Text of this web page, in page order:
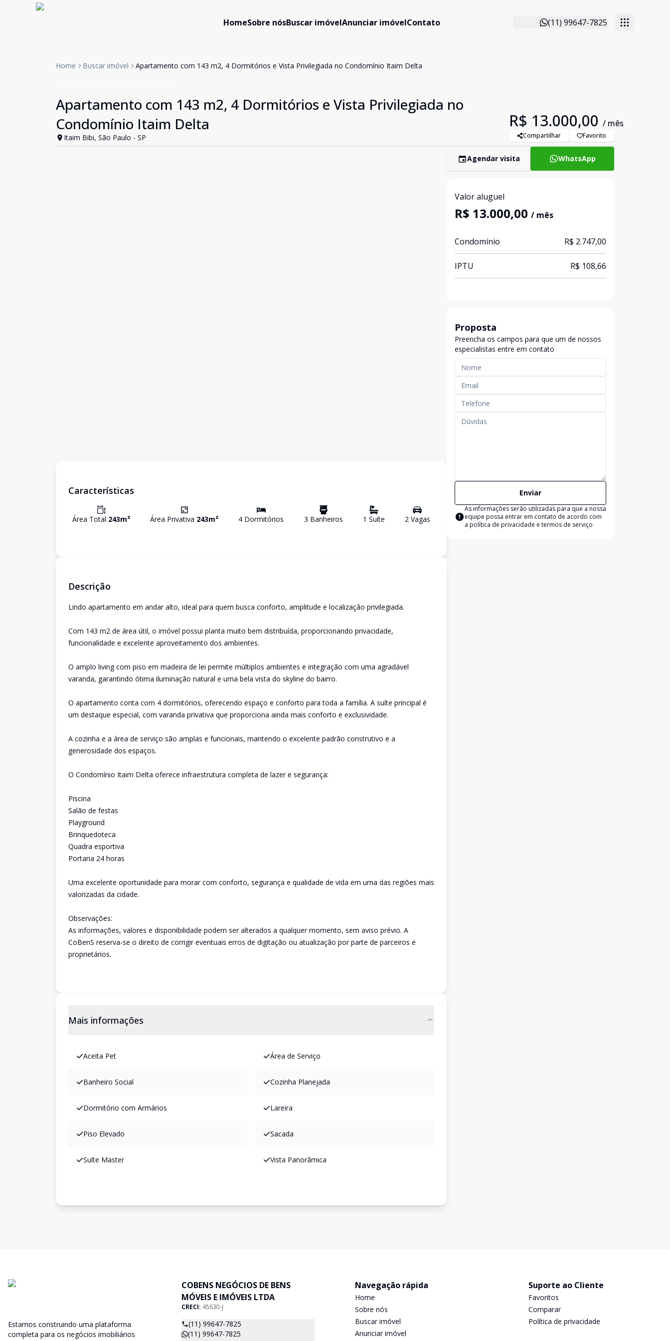
HomeSobre nósBuscar imóvelAnunciar imóvelContato (11) 99647-7825
Home Buscar imóvel Apartamento com 143 m2, 4 Dormitórios e Vista Privilegiada no Condomínio Itaim Delta
Apartamento com 143 m2, 4 Dormitórios e Vista Privilegiada no
Condomínio Itaim Delta
Itaim Bibi, São Paulo - SP
R$ 13.000,00 / mês
Compartilhar Favorito
Características
Área Total 243m² Área Privativa 243m² 4 Dormitórios 3 Banheiros 1 Suíte 2Vagas
Descrição
Lindo apartamento em andar alto, ideal para quem busca conforto, amplitude e localização privilegiada.
Com 143 m2 de área útil, o imóvel possui planta muito bem distribuída, proporcionando privacidade,
funcionalidade e excelente aproveitamento dos ambientes.
O amplo living com piso em madeira de lei permite múltiplos ambientes e integração com uma agradável
varanda, garantindo ótima iluminação natural e uma bela vista do skyline do bairro.
O apartamento conta com 4 dormitórios, oferecendo espaço e conforto para toda a família. A suíte principal é
um destaque especial, com varanda privativa que proporciona ainda mais conforto e exclusividade.
A cozinha e a área de serviço são amplas e funcionais, mantendo o excelente padrão construtivo e a
generosidade dos espaços.
O Condomínio Itaim Delta oferece infraestrutura completa de lazer e segurança:
Piscina
Salão de festas
Playground
Brinquedoteca
Quadra esportiva
Portaria 24 horas
Uma excelente oportunidade para morar com conforto, segurança e qualidade de vida em uma das regiões mais
valorizadas da cidade.
Observações:
As informações, valores e disponibilidade podem ser alterados a qualquer momento, sem aviso prévio. A
CoBenS reserva-se o direito de corrigir eventuais erros de digitação ou atualização por parte de parceiros e
proprietários.
Mais informações
Aceita Pet Área de Serviço
Banheiro Social Cozinha Planejada
Dormitório com Armários Lareira
Piso Elevado Sacada
Suíte Master Vista Panorâmica
Agendar visita WhatsApp
Valor aluguel
R$ 13.000,00 / mês
Condomínio R$ 2.747,00
IPTU R$ 108,66
Proposta
Preencha os campos para que um de nossos
especialistas entre em contato
Enviar
As informações serão utilizadas para que a nossa
equipe possa entrar em contato de acordo com
a política de privacidade e termos de serviço
Estamos construindo uma plataforma
completa para os negócios imobiliários
COBENS NEGÓCIOS DE BENS
MÓVEIS E IMÓVEIS LTDA
CRECI: 45630-J
(11) 99647-7825
(11) 99647-7825
Navegação rápida
Home
Sobre nós
Buscar imóvel
Anunciar imóvel
Suporte ao Cliente
Favoritos
Comparar
Política de privacidade